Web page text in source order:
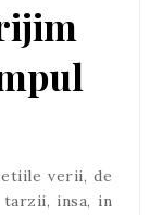
verii, de
tarzii, insa, in